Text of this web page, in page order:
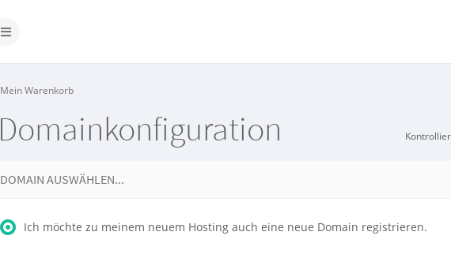
Navigation
Mein Warenkorb
Domainkonfiguration
DOMAIN AUSWÄHLEN...
Ich möchte zu meinem neuem Hosting auch eine neue Domain registrieren.